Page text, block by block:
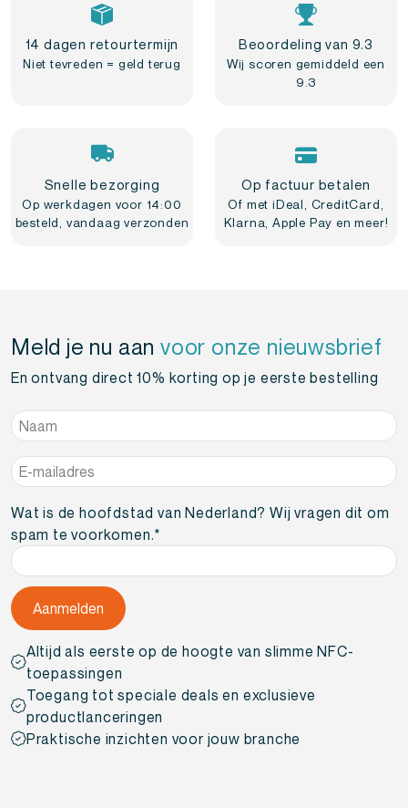
14 dagen retourtermijn
Niet tevreden = geld terug
Beoordeling van 9.3
Wij scoren gemiddeld een
9.3
Snelle bezorging
Op werkdagen voor 14:00
besteld, vandaag verzonden
Op factuur betalen
Of met iDeal, CreditCard,
Klarna, Apple Pay en meer!
Meld je nu aanvoor onze nieuwsbrief
En ontvang direct 10% korting op je eerste bestelling
Naam*
E-
mailadres*
Wat is de hoofdstad van Nederland? Wij vragen dit om
spam te voorkomen.*
Altijd als eerste op de hoogte van slimme NFC-
toepassingen
Toegang tot speciale deals en exclusieve
productlanceringen
Praktische inzichten voor jouw branche